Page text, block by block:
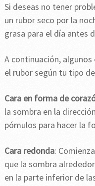
Si deseas no tener
un rubor seco por la
grasa para el día antes
A continuación,
el rubor según tu tipo
Cara en forma de
la sombra en la
pómulos para hacer la
Cara redonda:
que la sombra
en la parte inferior de